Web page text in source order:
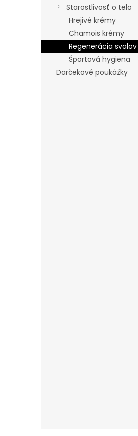
Starostlivosť o telo
Hrejivé krémy
Chamois krémy
Regenerácia svalov
Športová hygiena
Darčekové poukážky